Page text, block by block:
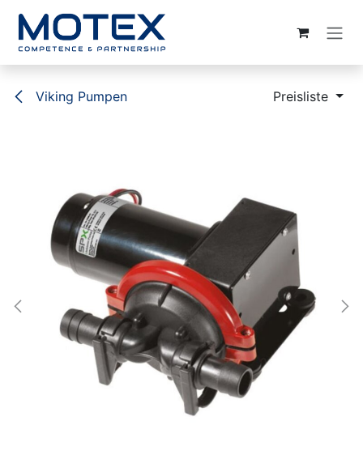
Viking Pumpen Preisliste